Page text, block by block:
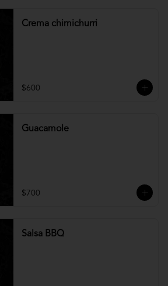
Crema chimichurri
$600
Guacamole
$700
Salsa BBQ